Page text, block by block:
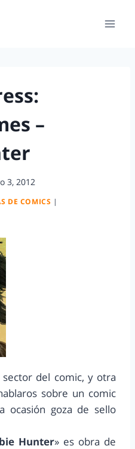
–
3, 2012
DE COMICS |
del comic, y otra
sobre un comic
ocasión goza de sello
Hunter» es obra de